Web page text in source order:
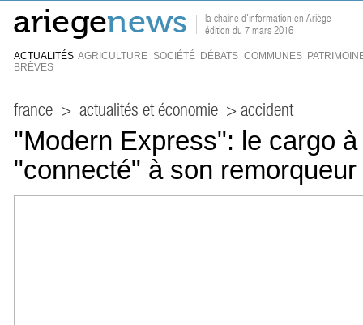
la chaîne d'information en Ariège
édition du 7 mars 2016
ACTUALITÉS AGRICULTURE SOCIÉTÉ DÉBATS COMMUNES
BRÈVES
france > actualités et économie > accident
"Modern Express": le cargo
"connecté" à son remorqueur